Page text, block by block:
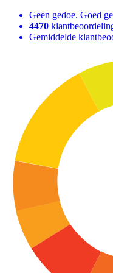
Geen gedoe. Goed
4470
Gemiddelde